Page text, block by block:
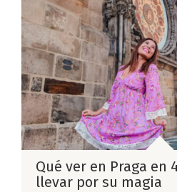
Qué ver en Praga en
llevar por su magia